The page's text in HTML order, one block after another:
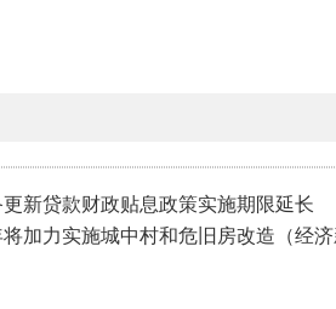
更新贷款财政贴息政策实施期限延长
加力实施城中村和危旧房改造（经